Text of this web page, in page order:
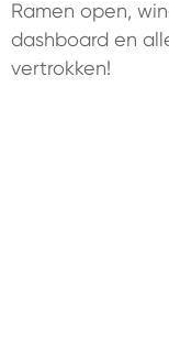
Ramen open,
dashboard en
vertrokken!